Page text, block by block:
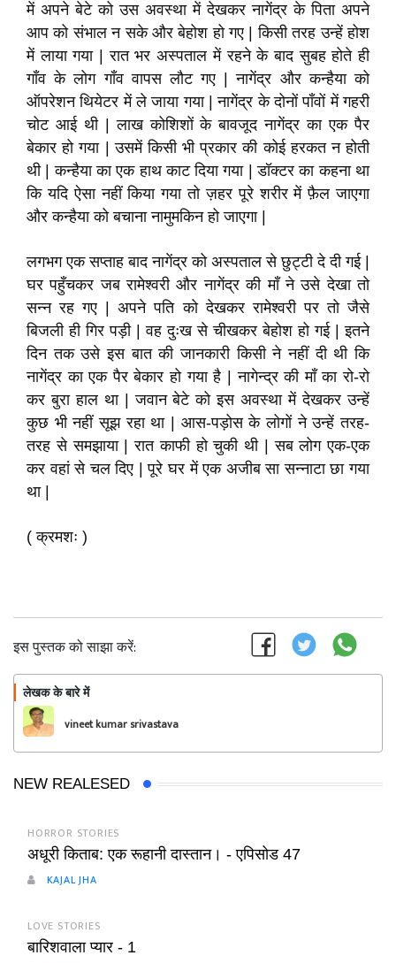
में अपने बेटे को उस अवस्था में देखकर नागेंद्र के पिता अपने
आप को संभाल न सके और बेहोश हो गए | किसी तरह उन्हें होश
में लाया गया | रात भर अस्पताल में रहने के बाद सुबह होते ही
गाँव के लोग गाँव वापस लौट गए | नागेंद्र और कन्हैया को
ऑपरेशन थियेटर में ले जाया गया | नागेंद्र के दोनों पाँवों में गहरी
चोट आई थी | लाख कोशिशों के बावजूद नागेंद्र का एक पैर
बेकार हो गया | उसमें किसी भी प्रकार की कोई हरकत न होती
थी | कन्हैया का एक हाथ काट दिया गया | डॉक्टर का कहना था
कि यदि ऐसा नहीं किया गया तो ज़हर पूरे शरीर में फ़ैल जाएगा
और कन्हैया को बचाना नामुमकिन हो जाएगा |
लगभग एक सप्ताह बाद नागेंद्र को अस्पताल से छुट्टी दे दी गई |
घर पहुँचकर जब रामेश्वरी और नागेंद्र की माँ ने उसे देखा तो
सन्न रह गए | अपने पति को देखकर रामेश्वरी पर तो जैसे
बिजली ही गिर पड़ी | वह दुःख से चीखकर बेहोश हो गई | इतने
दिन तक उसे इस बात की जानकारी किसी ने नहीं दी थी कि
नागेंद्र का एक पैर बेकार हो गया है | नागेन्द्र की माँ का रो-रो
कर बुरा हाल था | जवान बेटे को इस अवस्था में देखकर उन्हें
कुछ भी नहीं सूझ रहा था | आस-पड़ोस के लोगों ने उन्हें तरह-
तरह से समझाया | रात काफी हो चुकी थी | सब लोग एक-एक
कर वहां से चल दिए | पूरे घर में एक अजीब सा सन्नाटा छा गया
था |
( क्रमशः )
इस पुस्तक को साझा करें:
लेखक के बारे में
vineet kumar srivastava
NEW REALESED
HORROR STORIES
अधूरी किताब: एक रूहानी दास्तान। - एपिसोड 47
KAJAL JHA
LOVE STORIES
बारिशवाला प्यार - 1